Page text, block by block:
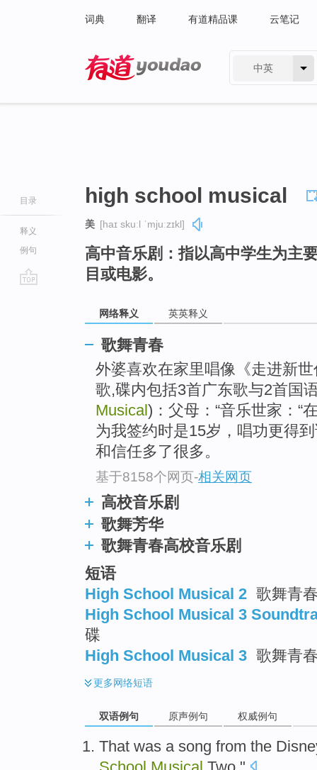
词典 翻译 有道精品课 云笔记
中英
目录
释义
例句
high school musical
美 [haɪ skuːl ˈmjuːzɪkl]
高中音乐剧：指以高中学生为主
目或电影。
网络释义 英英释义
歌舞青春
外婆喜欢在家里唱像《走进新
歌,碟内包括3首广东歌与2首国
Musical)：父母：“音乐世家：“
为我签约时是15岁，唱功更得
和信任多了很多。
基于8158个网页-相关网页
高校音乐剧
歌舞芳华
歌舞青春高校音乐剧
短语
High School Musical 2 歌舞青
High School Musical 3
碟
High School Musical 3 歌舞青
更多网络短语
双语例句 原声例句 权威例句
That was a song from the